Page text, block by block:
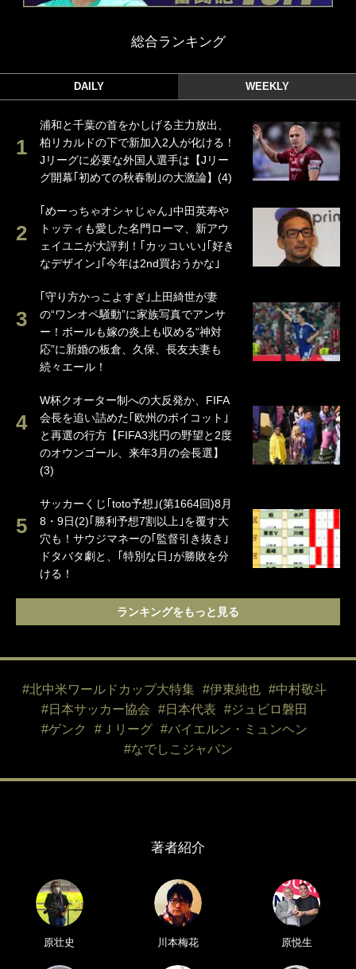
総合ランキング
DAILY WEEKLY
浦和と千葉の首をかしげる主力放出、
柏リカルドの下で新加入2人が化ける！
Jリーグに必要な外国人選手は【Jリー
グ開幕｢初めての秋春制｣の大激論】(4)
｢めーっちゃオシャじゃん｣中田英寿や
トッティも愛した名門ローマ、新アウ
ェイユニが大評判！｢カッコいい｣｢好き
なデザイン｣｢今年は2nd買おうかな｣
｢守り方かっこよすぎ｣上田綺世が妻
の“ワンオペ騒動”に家族写真でアンサ
ー！ボールも嫁の炎上も収める“神対
応”に新婚の板倉、久保、長友夫妻も
続々エール！
W杯クオーター制への大反発か、FIFA
会長を追い詰めた｢欧州のボイコット｣
と再選の行方【FIFA3兆円の野望と2度
のオウンゴール、来年3月の会長選】
(3)
サッカーくじ｢toto予想｣(第1664回)8月
8・9日(2)｢勝利予想7割以上｣を覆す大
穴も！サウジマネーの｢監督引き抜き｣
ドタバタ劇と、｢特別な日｣が勝敗を分
ける！
ランキングをもっと見る
#北中米ワールドカップ大特集 #伊東純也
#中村敬斗
#日本サッカー協会
#日本代表
#ジュビロ磐田
#ゲンク
#Ｊリーグ
#バイエルン・ミュンヘン
#なでしこジャパン
著者紹介
原壮史 川本梅花 原悦生